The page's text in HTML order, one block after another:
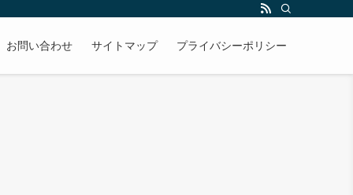
お問い合わせ サイトマップ プライバシーポリシー